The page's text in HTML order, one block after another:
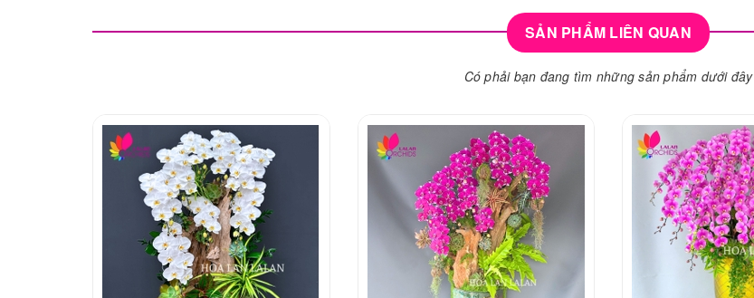
SẢN PHẨM LIÊN QUAN
Có phải bạn đang tìm những sản phẩm dưới đây